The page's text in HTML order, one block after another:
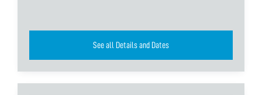
See all Details and Dates